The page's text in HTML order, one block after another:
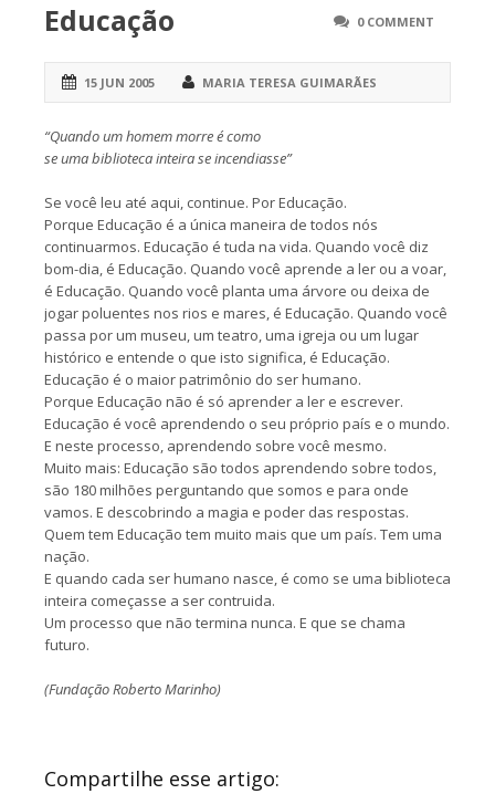
0 COMMENT
Educação
15 JUN 2005 MARIA TERESA GUIMARÃES
“Quando um homem morre é como
se uma biblioteca inteira se incendiasse”
Se você leu até aqui, continue. Por Educação.
Porque Educação é a única maneira de todos nós
continuarmos. Educação é tuda na vida. Quando você diz
bom-dia, é Educação. Quando você aprende a ler ou a voar,
é Educação. Quando você planta uma árvore ou deixa de
jogar poluentes nos rios e mares, é Educação. Quando você
passa por um museu, um teatro, uma igreja ou um lugar
histórico e entende o que isto significa, é Educação.
Educação é o maior patrimônio do ser humano.
Porque Educação não é só aprender a ler e escrever.
Educação é você aprendendo o seu próprio país e o mundo.
E neste processo, aprendendo sobre você mesmo.
Muito mais: Educação são todos aprendendo sobre todos,
são 180 milhões perguntando que somos e para onde
vamos. E descobrindo a magia e poder das respostas.
Quem tem Educação tem muito mais que um país. Tem uma
nação.
E quando cada ser humano nasce, é como se uma biblioteca
inteira começasse a ser contruida.
Um processo que não termina nunca. E que se chama
futuro.
(Fundação Roberto Marinho)
Compartilhe esse artigo: